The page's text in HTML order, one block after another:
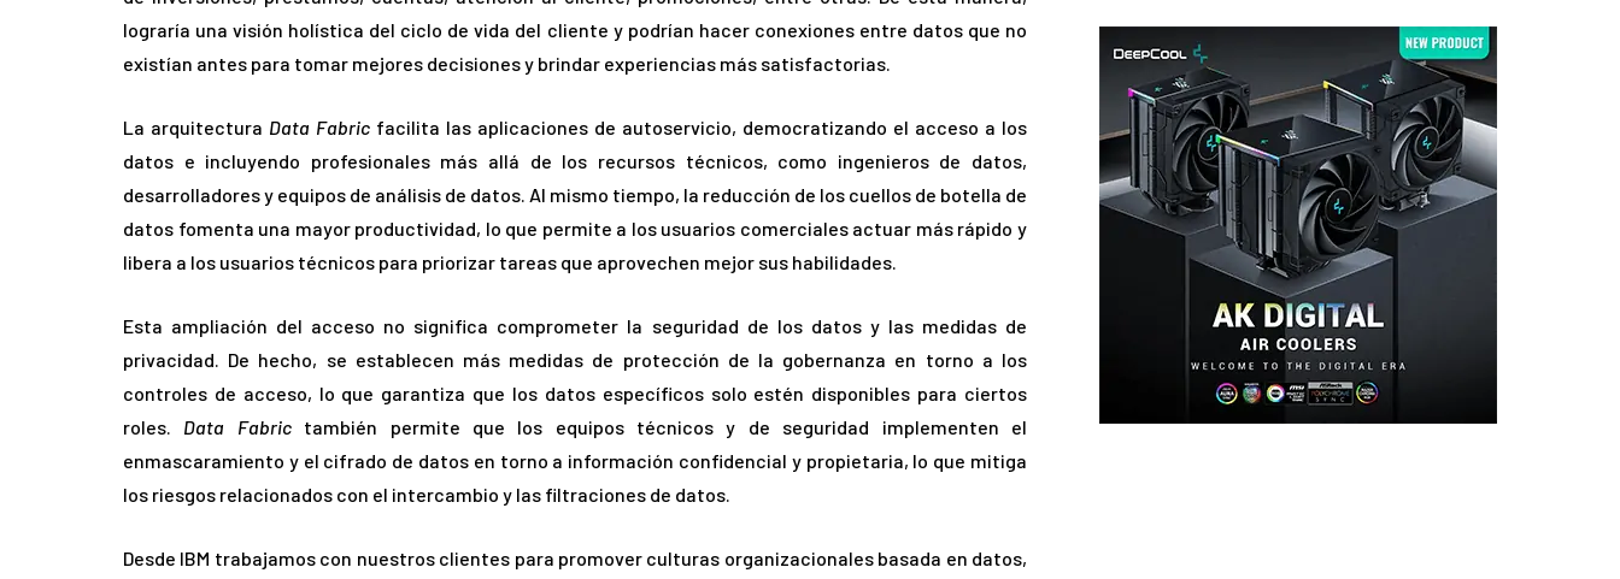
lograría una visión holística del ciclo de vida del cliente y podrían hacer conexiones entre datos que no
existían antes para tomar mejores decisiones y brindar experiencias más satisfactorias.
La arquitectura Data Fabric facilita las aplicaciones de autoservicio, democratizando el acceso a los
datos e incluyendo profesionales más allá de los recursos técnicos, como ingenieros de datos,
desarrolladores y equipos de análisis de datos. Al mismo tiempo, la reducción de los cuellos de botella de
datos fomenta una mayor productividad, lo que permite a los usuarios comerciales actuar más rápido y
libera a los usuarios técnicos para priorizar tareas que aprovechen mejor sus habilidades.
Esta ampliación del acceso no significa comprometer la seguridad de los datos y las medidas de
privacidad. De hecho, se establecen más medidas de protección de la gobernanza en torno a los
controles de acceso, lo que garantiza que los datos específicos solo estén disponibles para ciertos
roles. Data Fabrictambién permite que los equipos técnicos y de seguridad implementen el
enmascaramiento y el cifrado de datos en torno a información confidencial y propietaria, lo que mitiga
los riesgos relacionados con el intercambio y las filtraciones de datos.
Desde IBM trabajamos con nuestros clientes para promover culturas organizacionales basada en datos,